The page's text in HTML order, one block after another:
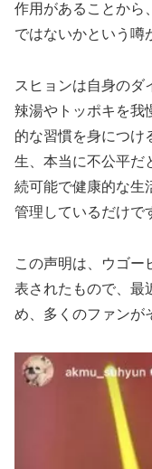
作用があることから
ではないかという噂
スヒョンは自身のダ
辣湯やトッポキを我
的な習慣を身につけ
生、本当に不公平だ
続可能で健康的な生
管理しているだけで
この声明は、ウゴー
表されたもので、最
め、多くのファンが